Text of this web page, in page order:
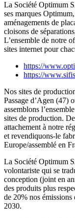
La Société Optimum
ses marques
aménagements de
cloisons de
L’ensemble de notre
sites internet pour
https://
https://
Nos sites de
Passage d’Agen (47)
assemblons
sites de production.
attachement à notre
et revendiquons-le
Europe/assemblé en
La Société Optimum
volontariste qui se
conception (joint en
des produits plus
de 20% nos émissions
2030.